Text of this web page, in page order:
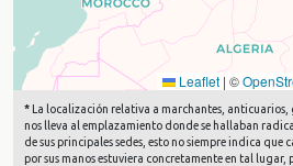
Leaflet | ©
* La localización relativa a marchantes, anticuarios,
nos lleva al emplazamiento donde se hallaban
de sus principales sedes, esto no siempre indica que
por sus manos estuviera concretamente en tal lugar,